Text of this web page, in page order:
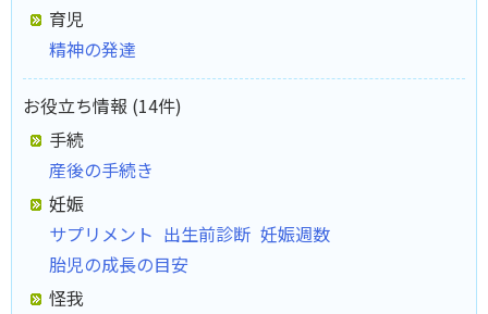
育児
精神の発達
お役立ち情報 (14件)
手続
産後の手続き
妊娠
サプリメント 出生前診断 妊娠週数
胎児の成長の目安
怪我